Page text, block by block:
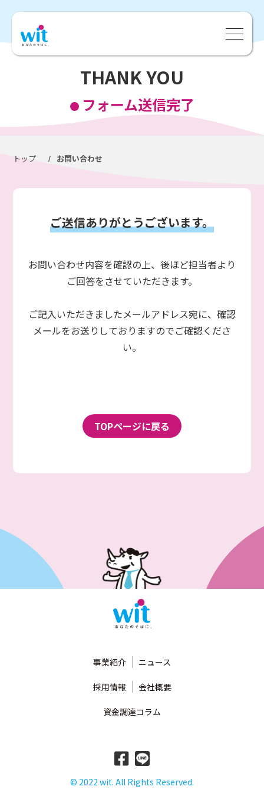
THANK YOU
フォーム送信完了
トップ / お問い合わせ
ご送信ありがとうございます。
お問い合わせ内容を確認の上、後ほど担当者より
ご回答をさせていただきます。
ご記入いただきましたメールアドレス宛に、確認
メールをお送りしておりますのでご確認くださ
い。
TOPページに戻る
事業紹介 ニュース
採用情報 会社概要
資金調達コラム
© 2022 wit. All Rights Reserved.